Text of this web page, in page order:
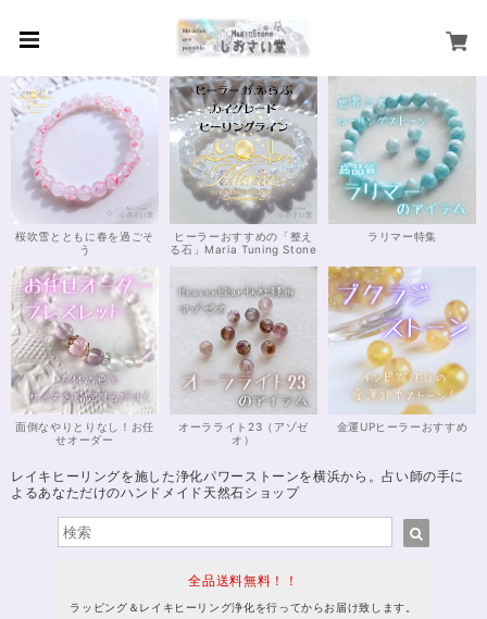
桜吹雪とともに春を過ごそ
う
ヒーラーおすすめの「整え
る石」Maria Tuning Stone
ラリマー特集
面倒なやりとりなし！お任
せオーダー
オーラライト23（アゾゼ
オ）
金運UPヒーラーおすすめ
レイキヒーリングを施した浄化パワーストーンを横浜から。占い師の手に
よるあなただけのハンドメイド天然石ショップ
全品送料無料！！
ラッピング＆レイキヒーリング浄化を行ってからお届け致します。